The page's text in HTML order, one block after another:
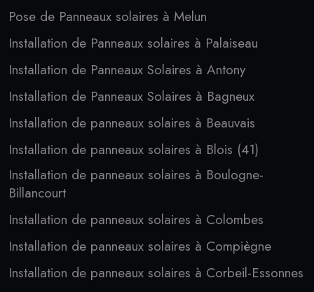
Pose de Panneaux solaires à Melun
Installation de Panneaux solaires à Palaiseau
Installation de Panneaux Solaires à Antony
Installation de Panneaux Solaires à Bagneux
Installation de panneaux solaires à Beauvais
Installation de panneaux solaires à Blois (41)
Installation de panneaux solaires à Boulogne-
Billancourt
Installation de panneaux solaires à Colombes
Installation de panneaux solaires à Compiègne
Installation de panneaux solaires à Corbeil-Essonnes